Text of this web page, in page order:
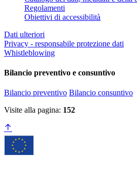
Regolamenti
Obiettivi di accessibilità
Dati ulteriori
Privacy - responsabile protezione dati
Whistleblowing
Bilancio preventivo e consuntivo
Bilancio preventivo Bilancio consuntivo
Visite alla pagina: 152